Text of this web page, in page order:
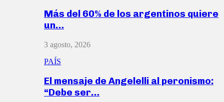
Más del 60% de los argentinos quiere
un…
3 agosto, 2026
PAÍS
El mensaje de Angelelli al peronismo:
“Debe ser…